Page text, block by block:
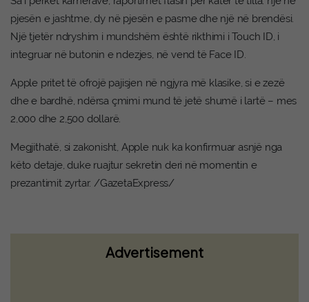
pjesën e jashtme, dy në pjesën e pasme dhe një në brendësi.
Një tjetër ndryshim i mundshëm është rikthimi i Touch ID, i
integruar në butonin e ndezjes, në vend të Face ID.
Apple pritet të ofrojë pajisjen në ngjyra më klasike, si e zezë
dhe e bardhë, ndërsa çmimi mund të jetë shumë i lartë – mes
2,000 dhe 2,500 dollarë.
Megjithatë, si zakonisht, Apple nuk ka konfirmuar asnjë nga
këto detaje, duke ruajtur sekretin deri në momentin e
prezantimit zyrtar. /GazetaExpress/
Advertisement